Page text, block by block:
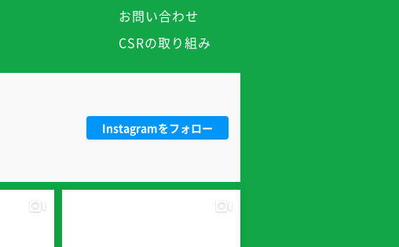
お問い合わせ
CSRの取り組み
Instagramをフォロー